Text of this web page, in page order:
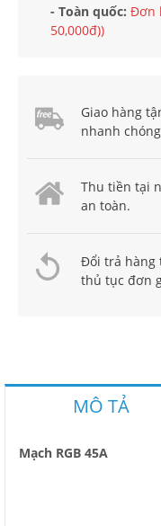
- Toàn quốc: Đơn
50,000đ))
Giao hàng
nhanh
Thu tiền tại
an toàn.
Đổi trả hàng
thủ tục đơn
MÔ TẢ
Mạch RGB 45A